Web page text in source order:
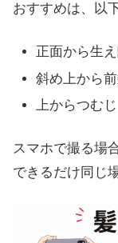
おすすめは、以
正面から生
斜め上から
上からつむ
スマホで撮る場
できるだけ同じ